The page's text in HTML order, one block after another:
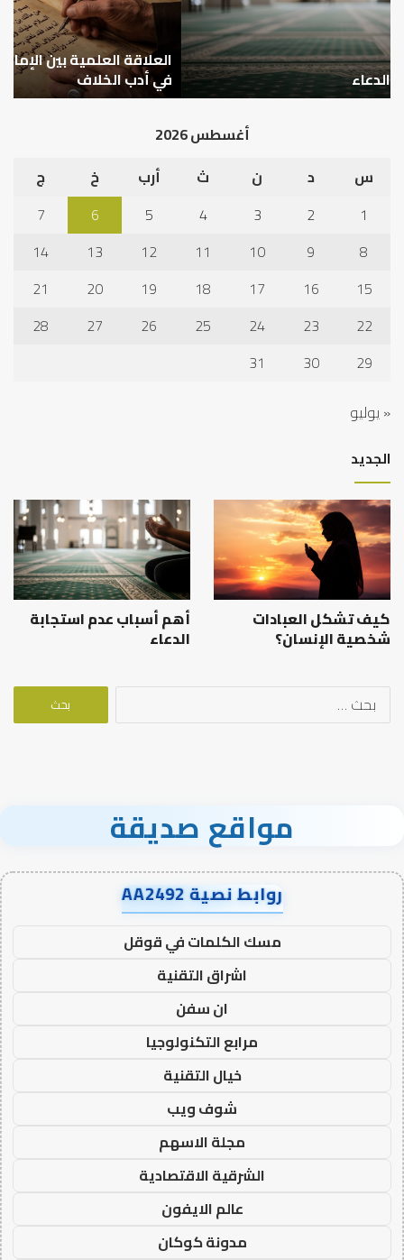
بن
سعد:
نموذج
في
أدب
العلاقة العلمية بين الإمام مالك والليث بن سعد: نموذج
في أدب الخلاف
ما
أغسطس 2026
س
د ن ث أرب خ
ج
1
2
3
4
5
6
7
8
9
10
11
12
13
14
15
16
17
18
19
20
21
22
23
24
25
26
27
28
29
30
31
« يوليو
الجديد
كيف تشكل العبادات
شخصية الإنسان؟
أهم أسباب عدم استجابة
الدعاء
البحث
مواقع صديقة
روابط نصية AA2492
مسك الكلمات في قوقل
اشراق التقنية
ان سفن
مرابع التكنولوجيا
خيال التقنية
شوف ويب
مجلة الاسهم
الشرقية الاقتصادية
عالم الايفون
مدونة كوكان